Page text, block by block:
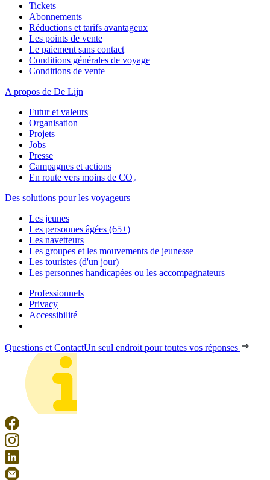
Tickets
Abonnements
Réductions et tarifs avantageux
Les points de vente
Le paiement sans contact
Conditions générales de voyage
Conditions de vente
A propos de De Lijn
Futur et valeurs
Organisation
Projets
Jobs
Presse
Campagnes et actions
En route vers moins de CO₂
Des solutions pour les voyageurs
Les jeunes
Les personnes âgées (65+)
Les navetteurs
Les groupes et les mouvements de jeunesse
Les touristes (d'un jour)
Les personnes handicapées ou les accompagnateurs
Professionnels
Privacy
Accessibilité
Questions et ContactUn seul endroit pour toutes vos réponses